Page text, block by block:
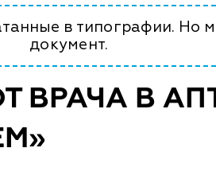
в типографии. Но
документ.
ВРАЧА В